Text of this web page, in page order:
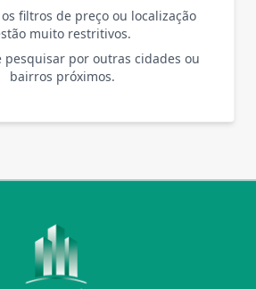
filtros de preço ou localização
muito restritivos.
pesquisar por outras cidades ou
bairros próximos.